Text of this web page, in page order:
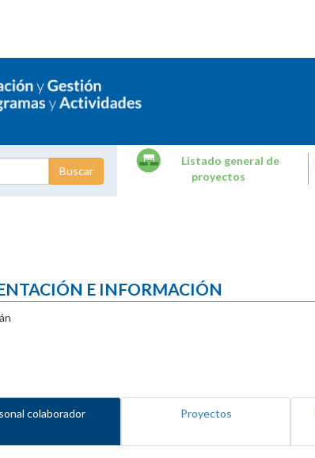
Listado general de
proyectos
E INFORMACIÓN
colaborador Proyectos